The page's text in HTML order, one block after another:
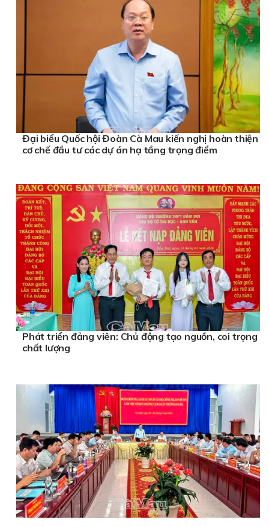
Đại biểu Quốc hội Đoàn Cà Mau kiến nghị hoàn thiện
cơ chế đầu tư các dự án hạ tầng trọng điểm
Phát triển đảng viên: Chủ động tạo nguồn, coi trọng
chất lượng